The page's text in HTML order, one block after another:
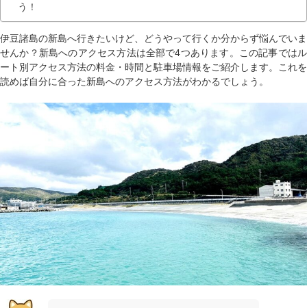
う！
伊豆諸島の新島へ行きたいけど、どうやって行くか分からず悩んでいま
せんか？新島へのアクセス方法は全部で4つあります。この記事ではル
ート別アクセス方法の料金・時間と駐車場情報をご紹介します。これを
読めば自分に合った新島へのアクセス方法がわかるでしょう。